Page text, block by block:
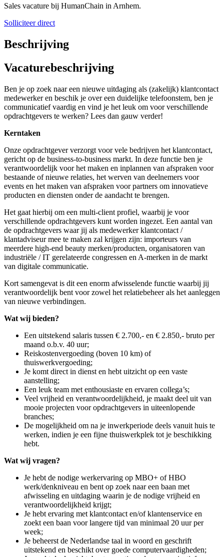
Sales vacature bij HumanChain in Arnhem.
Solliciteer direct
Beschrijving
Vacaturebeschrijving
Ben je op zoek naar een nieuwe uitdaging als (zakelijk) klantcontact
medewerker en beschik je over een duidelijke telefoonstem, ben je
communicatief vaardig en vind je het leuk om voor verschillende
opdrachtgevers te werken? Lees dan gauw verder!
Kerntaken
Onze opdrachtgever verzorgt voor vele bedrijven het klantcontact,
gericht op de business-to-business markt. In deze functie ben je
verantwoordelijk voor het maken en inplannen van afspraken voor
bestaande of nieuwe relaties, het werven van deelnemers voor
events en het maken van afspraken voor partners om innovatieve
producten en diensten onder de aandacht te brengen.
Het gaat hierbij om een multi-client profiel, waarbij je voor
verschillende opdrachtgevers kunt worden ingezet. Een aantal van
de opdrachtgevers waar jij als medewerker klantcontact /
klantadviseur mee te maken zal krijgen zijn: importeurs van
meerdere high-end beauty merken/producten, organisatoren van
industriële / IT gerelateerde congressen en A-merken in de markt
van digitale communicatie.
Kort samengevat is dit een enorm afwisselende functie waarbij jij
verantwoordelijk bent voor zowel het relatiebeheer als het aanleggen
van nieuwe verbindingen.
Wat wij bieden?
Een uitstekend salaris tussen € 2.700,- en € 2.850,- bruto per
maand o.b.v. 40 uur;
Reiskostenvergoeding (boven 10 km) of
thuiswerkvergoeding;
Je komt direct in dienst en hebt uitzicht op een vaste
aanstelling;
Een leuk team met enthousiaste en ervaren collega’s;
Veel vrijheid en verantwoordelijkheid, je maakt deel uit van
mooie projecten voor opdrachtgevers in uiteenlopende
branches;
De mogelijkheid om na je inwerkperiode deels vanuit huis te
werken, indien je een fijne thuiswerkplek tot je beschikking
hebt.
Wat wij vragen?
Je hebt de nodige werkervaring op MBO+ of HBO
werk/denkniveau en bent op zoek naar een baan met
afwisseling en uitdaging waarin je de nodige vrijheid en
verantwoordelijkheid krijgt;
Je hebt ervaring met klantcontact en/of klantenservice en
zoekt een baan voor langere tijd van minimaal 20 uur per
week;
Je beheerst de Nederlandse taal in woord en geschrift
uitstekend en beschikt over goede computervaardigheden;